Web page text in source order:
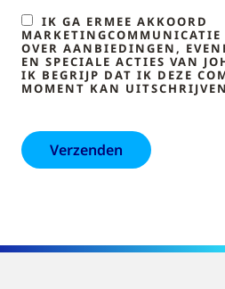
IK GA ERMEE AKKOORD
MARKETINGCOMMUNICATIE
OVER AANBIEDINGEN,
EN SPECIALE ACTIES VAN
IK BEGRIJP DAT IK DEZE
MOMENT KAN